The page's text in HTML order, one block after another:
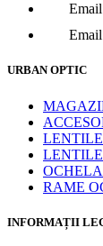
URBAN OPTIC
RAME
INFORMAȚII